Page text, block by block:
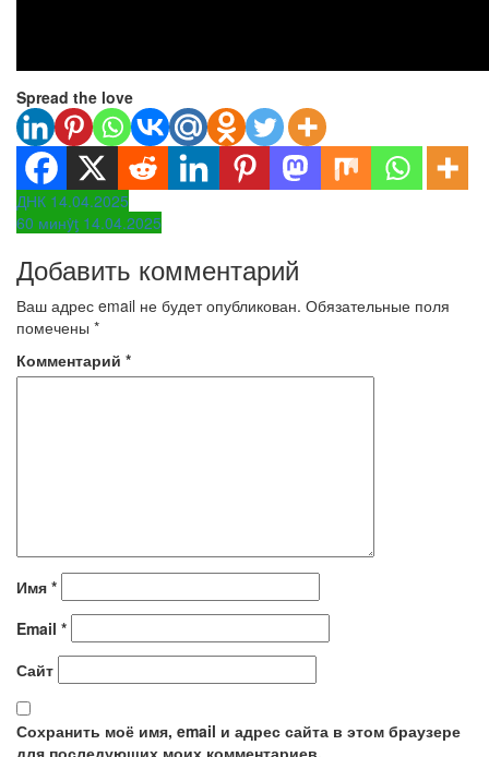
Spread the love
Навигация
по
записям
ДНК 14.04.2025
60 минẏƫ 14.04.2025
Добавить комментарий
Ваш адрес email не будет опубликован. Обязательные поля
помечены *
Комментарий *
Имя *
Email *
Сайт
Сохранить моё имя, email и адрес сайта в этом браузере